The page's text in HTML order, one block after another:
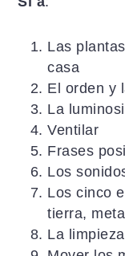
Las
casa
El orden y
La
Ventilar
Frases
Los
Los cinco
tierra,
La